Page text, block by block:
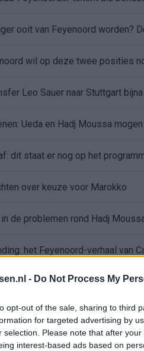
- Do Not Process My
opt-out of the sale, sharing to third
for targeted advertising by
selection. Please note that after
interest-based ads based on
wil op deze twee posities
Leo Sauer naar Stuttgart
Ueda en Hadj Moussa
dit staat er nog op het
over keuze voor Marokko
de problemen rond Hadj
het Feyenoord-verhaal van
openhartig over Robin van
nieuw bod op Gjivai Zechiël?
"Die schaamte voel ik nog